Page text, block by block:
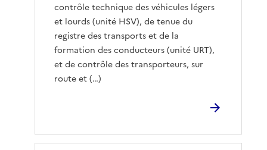
contrôle technique des véhicules légers
et lourds (unité HSV), de tenue du
registre des transports et de la
formation des conducteurs (unité URT),
et de contrôle des transporteurs, sur
route et (…)